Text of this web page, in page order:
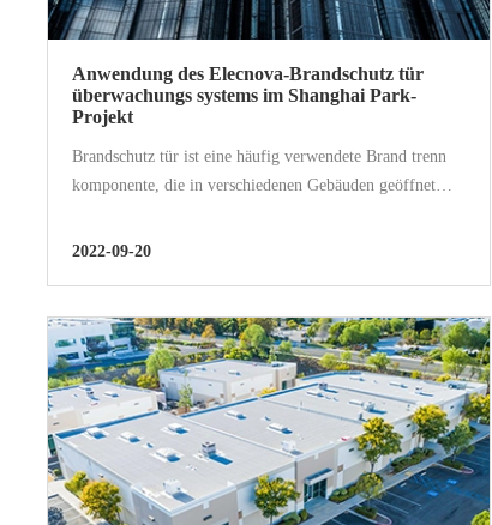
Anwendung des Elecnova-Brandschutz tür
überwachungs systems im Shanghai Park-
Projekt
Brandschutz tür ist eine häufig verwendete Brand trenn
komponente, die in verschiedenen Gebäuden geöffnet
Schließen der Brandschutz tür kann sicherstellen, dass
2022-09-20